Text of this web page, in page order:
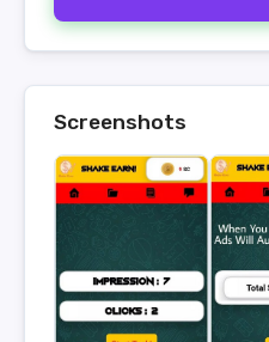
Screenshots